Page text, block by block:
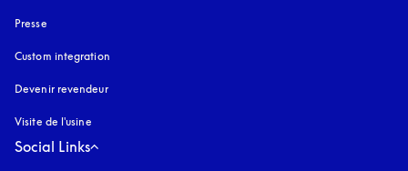
Presse
Custom integration
Devenir revendeur
Visite de l'usine
Social Links